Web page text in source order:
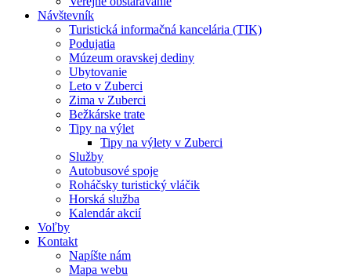
Návštevník
Turistická informačná kancelária (TIK)
Podujatia
Múzeum oravskej dediny
Ubytovanie
Leto v Zuberci
Zima v Zuberci
Bežkárske trate
Tipy na výlet
Tipy na výlety v Zuberci
Služby
Autobusové spoje
Roháčsky turistický vláčik
Horská služba
Kalendár akcií
Voľby
Kontakt
Napíšte nám
Mapa webu